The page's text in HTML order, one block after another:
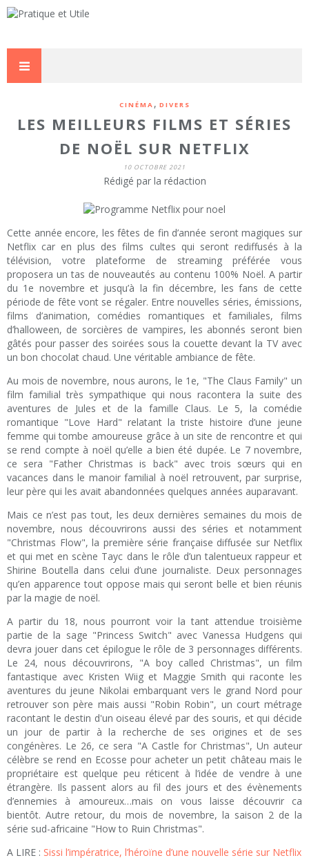
CINÉMA , DIVERS
LES MEILLEURS FILMS ET SÉRIES
DE NOËL SUR NETFLIX
10 OCTOBRE 2021
Rédigé par la rédaction
Cette année encore, les fêtes de fin d’année seront magiques sur
Netflix car en plus des films cultes qui seront rediffusés à la
télévision, votre plateforme de streaming préférée vous
proposera un tas de nouveautés au contenu 100% Noël. A partir
du 1e novembre et jusqu’à la fin décembre, les fans de cette
période de fête vont se régaler. Entre nouvelles séries, émissions,
films d’animation, comédies romantiques et familiales, films
d’halloween, de sorcières de vampires, les abonnés seront bien
gâtés pour passer des soirées sous la couette devant la TV avec
un bon chocolat chaud. Une véritable ambiance de fête.
Au mois de novembre, nous aurons, le 1e, "The Claus Family" un
film familial très sympathique qui nous racontera la suite des
aventures de Jules et de la famille Claus. Le 5, la comédie
romantique "Love Hard" relatant la triste histoire d’une jeune
femme qui tombe amoureuse grâce à un site de rencontre et qui
se rend compte à noël qu’elle a bien été dupée. Le 7 novembre,
ce sera "Father Christmas is back" avec trois sœurs qui en
vacances dans le manoir familial à noël retrouvent, par surprise,
leur père qui les avait abandonnées quelques années auparavant.
Mais ce n’est pas tout, les deux dernières semaines du mois de
novembre, nous découvrirons aussi des séries et notamment
"Christmas Flow", la première série française diffusée sur Netflix
et qui met en scène Tayc dans le rôle d’un talentueux rappeur et
Shirine Boutella dans celui d’une journaliste. Deux personnages
qu’en apparence tout oppose mais qui seront belle et bien réunis
par la magie de noël.
A partir du 18, nous pourront voir la tant attendue troisième
partie de la sage "Princess Switch" avec Vanessa Hudgens qui
devra jouer dans cet épilogue le rôle de 3 personnages différents.
Le 24, nous découvrirons, "A boy called Christmas", un film
fantastique avec Kristen Wiig et Maggie Smith qui raconte les
aventures du jeune Nikolai embarquant vers le grand Nord pour
retrouver son père mais aussi "Robin Robin", un court métrage
racontant le destin d'un oiseau élevé par des souris, et qui décide
un jour de partir à la recherche de ses origines et de ses
congénères. Le 26, ce sera "A Castle for Christmas", Un auteur
célèbre se rend en Ecosse pour acheter un petit château mais le
propriétaire est quelque peu réticent à l’idée de vendre à une
étrangère. Ils passent alors au fil des jours et des évènements
d’ennemies à amoureux…mais on vous laisse découvrir ca
bientôt. Autre retour, du mois de novembre, la saison 2 de la
série sud-africaine "How to Ruin Christmas".
A LIRE : Sissi l’impératrice, l’héroïne d’une nouvelle série sur Netflix